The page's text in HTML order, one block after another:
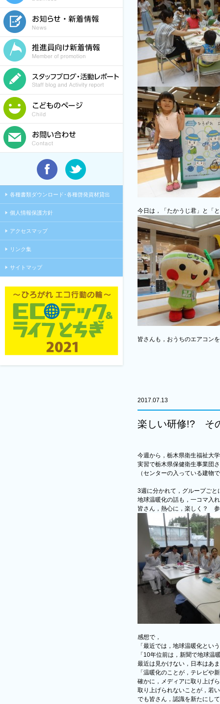
各種書類ダウンロード･各種啓発資材貸出
個人情報保護方針
アクセスマップ
リンク集
サイトマップ
今日は，「たかうじ君」と「
皆さんも，おうちのエアコン
2017.07.13
楽しい研修!? そ
今週から，栃木県衛生福祉大
実習で栃木県保健衛生事業団
（センターの入っている建物
3週に分かれて，グループごと
地球温暖化の話も，一コマ入
皆さん，熱心に，楽しく？
感想で，
「最近では，地球温暖化とい
「10年位前は，新聞で地球温
最近は見かけない，日本はあ
「温暖化のことが，テレビや
確かに，メディアに取り上げ
取り上げられないことが，若
でも皆さん，認識を新たにし